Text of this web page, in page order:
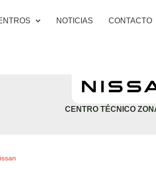
NOTICIAS CONTACTO
CENTRO TÉCNICO